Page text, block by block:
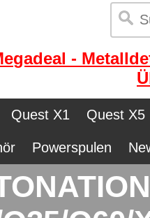
-
Quest X1 Quest X5
Powerspulen